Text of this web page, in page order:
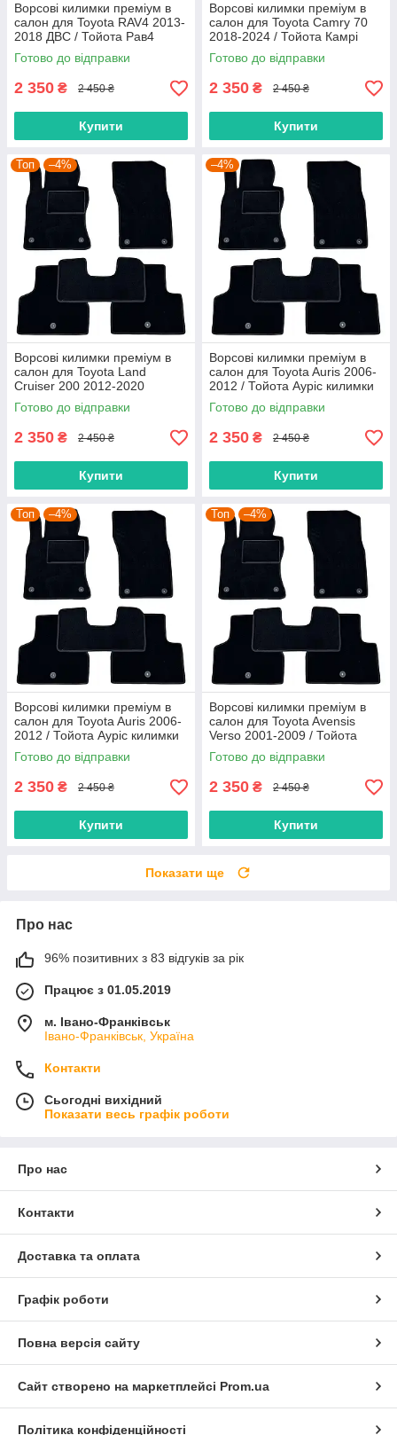
Ворсові килимки преміум в
салон для Toyota RAV4 2013-
2018 ДВС / Тойота Рав4
килимки
Готово до відправки
2 350 ₴ 2 450 ₴
Купити
Ворсові килимки преміум в
салон для Toyota Camry 70
2018-2024 / Тойота Камрі
Кемрі килимки
Готово до відправки
2 350 ₴ 2 450 ₴
Купити
Топ –4%
Ворсові килимки преміум в
салон для Toyota Land
Cruiser 200 2012-2020
рестайлінг / Тойота Ленд
Крузер 200 килимки
Готово до відправки
2 350 ₴ 2 450 ₴
Купити
–4%
Ворсові килимки преміум в
салон для Toyota Auris 2006-
2012 / Тойота Ауріс килимки
Готово до відправки
2 350 ₴ 2 450 ₴
Купити
Топ –4%
Ворсові килимки преміум в
салон для Toyota Auris 2006-
2012 / Тойота Ауріс килимки
Готово до відправки
2 350 ₴ 2 450 ₴
Купити
Топ –4%
Ворсові килимки преміум в
салон для Toyota Avensis
Verso 2001-2009 / Тойота
Авенсіс версо килимки
Готово до відправки
2 350 ₴ 2 450 ₴
Купити
Показати ще
Про нас
96% позитивних з 83 відгуків за рік
Працює з 01.05.2019
м. Івано-Франківськ
Івано-Франківськ, Україна
Контакти
Сьогодні вихідний
Показати весь графік роботи
Про нас
Контакти
Доставка та оплата
Графік роботи
Повна версія сайту
Сайт створено на маркетплейсі Prom.ua
Політика конфіденційності